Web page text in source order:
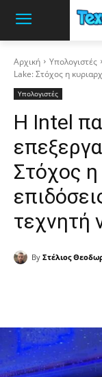
Αρχική Υπολογιστές
Lake: Στόχος η
Υπολογιστές
Η Intel
Στόχος η
τεχνητή
By Στέλιος